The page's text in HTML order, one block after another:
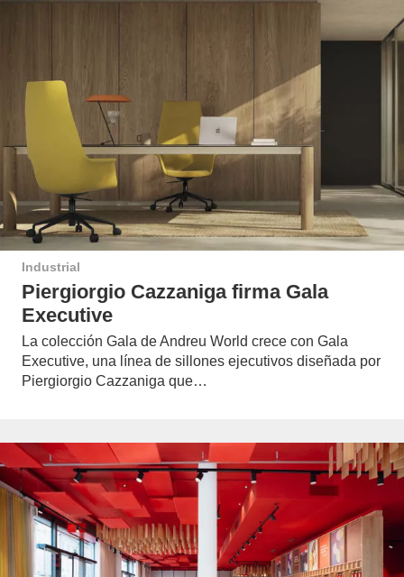
Industrial
Piergiorgio Cazzaniga firma Gala
Executive
La colección Gala de Andreu World crece con Gala
Executive, una línea de sillones ejecutivos diseñada por
Piergiorgio Cazzaniga que…